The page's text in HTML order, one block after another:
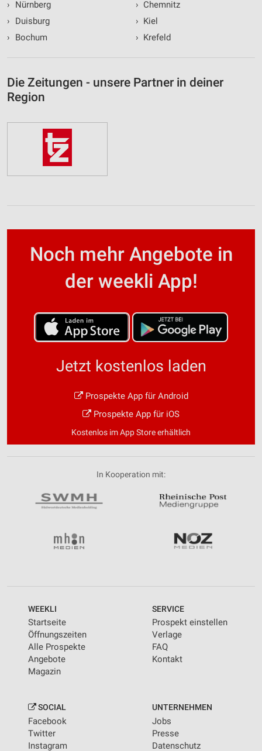
›
Nürnberg
›
Duisburg
›
Bochum
› Chemnitz
› Kiel
› Krefeld
Die Zeitungen - unsere Partner in deiner
Region
Noch mehr Angebote in
der weekli App!
Jetzt kostenlos laden
Prospekte App für Android
Prospekte App für iOS
Kostenlos im App Store erhältlich
In Kooperation mit:
WEEKLI
Startseite
Öffnungszeiten
Alle Prospekte
Angebote
Magazin
SERVICE
Prospekt einstellen
Verlage
FAQ
Kontakt
SOCIAL
Facebook
Twitter
Instagram
UNTERNEHMEN
Jobs
Presse
Datenschutz